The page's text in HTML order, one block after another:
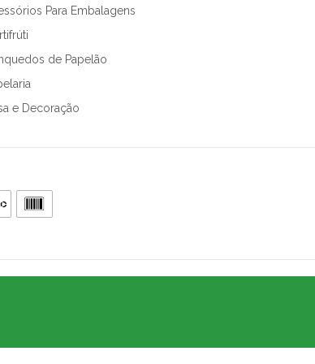
Para Embalagens
de Papelão
e Decoração
0001-64
05426-100